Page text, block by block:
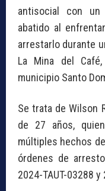
antisocial con
abatido al
arrestarlo durante
La Mina del
municipio Santo
Se trata de Wilson
de 27 años,
múltiples hechos
órdenes de
2024-TAUT-03288 y